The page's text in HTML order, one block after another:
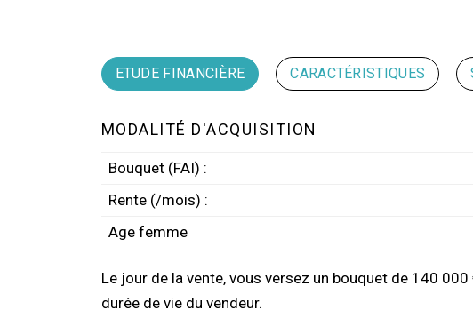
ETUDE FINANCIÈRE CARACTÉRISTIQUES
MODALITÉ D'ACQUISITION
Bouquet (FAI) :
Rente (/mois) :
Age femme
Le jour de la vente, vous versez un bouquet de 140
durée de vie du vendeur.